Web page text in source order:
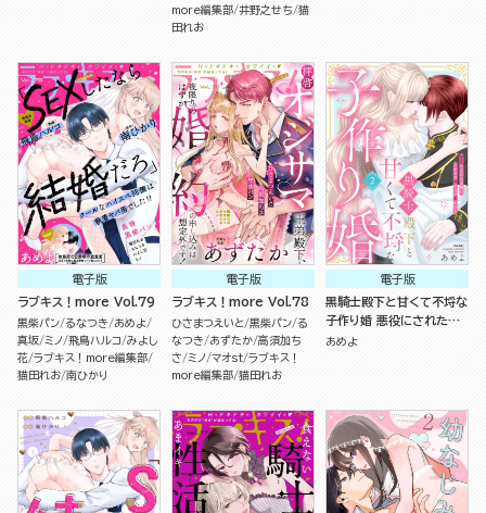
more編集部 井野之せち 猫
田れお
電子版
ラブキス！more Vol.79
黒柴パン るなつき
あめよ
真坂 ミノ 飛鳥ハルコ みよし
花 ラブキス！more編集部
猫田れお 南ひかり
電子版
ラブキス！more Vol.78
ひさまつえいと 黒柴パン る
なつき
あずたか 高須加ち
さ ミノ マオst ラブキス！
more編集部 猫田れお
電子版
黒騎士殿下と甘くて不埒な
子作り婚 悪役にされた令
嬢はイかされ啼かされ暴か
あめよ